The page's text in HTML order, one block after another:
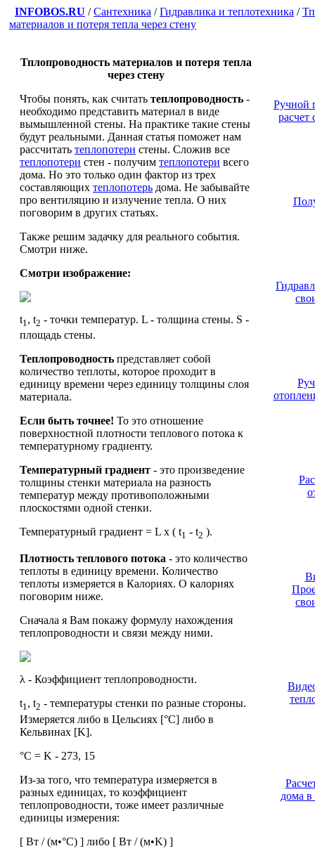
INFOBOS.RU /Сантехника /Гидравлика и теплотехника /
материалов и потеря тепла через стену
Тплопроводность материалов и потеря тепла
через стену
Чтобы понять, как считать теплопроводность -
необходимо представить материал в виде
вымышленной стены. На практике такие стены
будут реальными. Данная статья поможет нам
рассчитать теплопотери стены. Сложив все
теплопотери стен - получим теплопотери всего
дома. Но это только один фактор из трех
составляющих теплопотерь дома. Не забывайте
про вентиляцию и излучение тепла. О них
поговорим в других статьях.
Также решим задачку для реального события.
Смотри ниже.
Смотри изображение:
t1, t2 - точки температур. L - толщина стены. S -
площадь стены.
Теплопроводность представляет собой
количество теплоты, которое проходит в
единицу времени через единицу толщины слоя
материала.
Если быть точнее! То это отношение
поверхностной плотности теплового потока к
температурному градиенту.
Температурный градиент - это произведение
толщины стенки материала на разность
температур между противоположными
плоскостями одной стенки.
Температурный градиент = L х ( t1 - t2 ).
Плотность теплового потока - это количество
теплоты в единицу времени. Количество
теплоты измеряется в Калориях. О калориях
поговорим ниже.
Сначала я Вам покажу формулу нахождения
теплопроводности и связи между ними.
λ - Коэффициент теплопроводности.
t1, t2 - температуры стенки по разные стороны.
Измеряется либо в Цельсиях [°C] либо в
Кельвинах [K].
°С = K - 273, 15
Из-за того, что температура измеряется в
разных единицах, то коэффициент
теплопроводности, тоже имеет различные
единицы измерения:
[ Вт / (м•°С) ] либо [ Вт / (м•K) ]
Ручной
расчет
дома